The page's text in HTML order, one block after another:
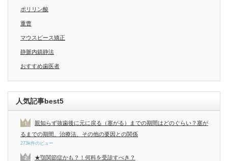
ポリリン酸
重曹
マウスピース矯正
静脈内鎮静法
おすすめ歯医者
人気記事best5
親知らず抜歯後に元に戻る（塞がる）までの期間はどのぐらい？塞が
るまでの期間、治療法、その他の要因との関係
273k件のビュー
★顎関節症かも？！何科を受診すべき？